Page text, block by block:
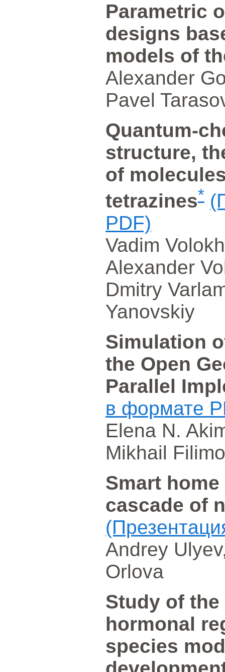
Parametric
designs
models of
Alexander
Pavel
Quantum-
structure,
of
tetrazines*
PDF)
Vadim
Alexander
Dmitry
Yanovskiy
Simulation
the Open
Parallel
в формате
Elena N.
Mikhail
Smart
cascade of
Andrey
Orlova
Study of
hormonal
species